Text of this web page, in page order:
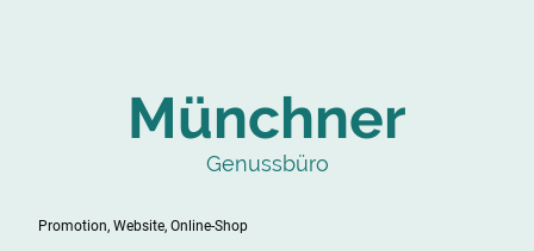
Münchner
Genussbüro
Promotion, Website, Online-Shop